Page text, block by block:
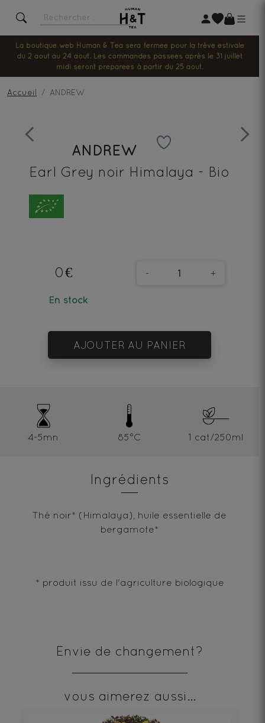
La boutique web Human & Tea sera fermée pour la trêve estivale
du 2 août au 24 août. Les commandes passées après le 31 juillet
midi seront préparées à partir du 25 août.
Accueil ANDREW
Previous Next
ANDREW
Earl Grey noir Himalaya - Bio
0€
En stock
- +
AJOUTER AU PANIER
4-5mn 85°C 1 cat/250ml
Ingrédients
Thé noir* (Himalaya), huile essentielle de
bergamote*
* produit issu de l'agriculture biologique
Envie de changement?
vous aimerez aussi...